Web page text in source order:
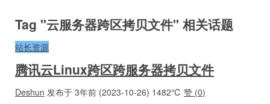
Tag "云服务器跨区拷贝文件" 相关话题
站长资源
腾讯云Linux跨区跨服务器拷贝文件
Deshun 发布于 3年前 (2023-10-26) 1482℃ 赞 (0)